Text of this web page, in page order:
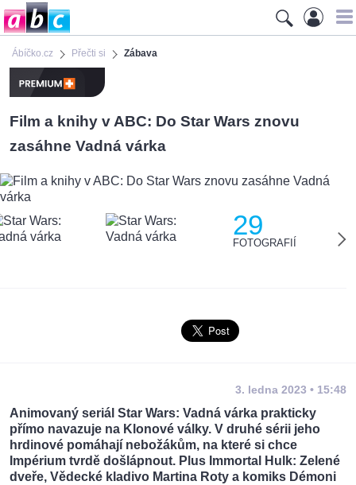
Ábíčko.cz Přečti si Zábava
Film a knihy v ABC: Do Star Wars znovu
zasáhne Vadná várka
29
FOTOGRAFIÍ
3. ledna 2023 • 15:48
Animovaný seriál Star Wars: Vadná várka prakticky
přímo navazuje na Klonové války. V druhé sérii jeho
hrdinové pomáhají nebožákům, na které si chce
Impérium tvrdě došlápnout. Plus Immortal Hulk: Zelené
dveře, Vědecké kladivo Martina Roty a komiks Démoni